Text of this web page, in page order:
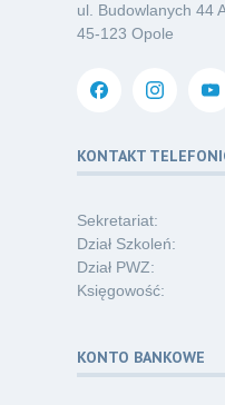
03
Oferta
06.26
i
Kategoria:
ul. Budowlanych 44
45-123 Opole
KONTAKT
Sekretariat:
Dział Szkoleń:
Dział PWZ:
Księgowość:
KONTO BANKOWE